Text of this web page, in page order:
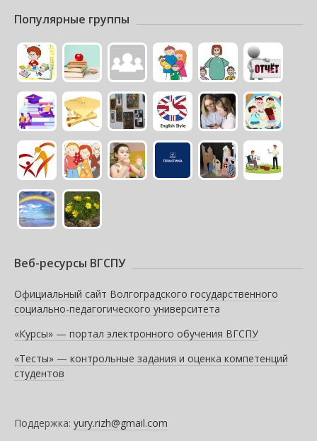
Популярные группы
Веб-ресурсы ВГСПУ
Официальный сайт Волгоградского государственного
социально-педагогического университета
«Курсы» — портал электронного обучения ВГСПУ
«Тесты» — контрольные задания и оценка компетенций
студентов
Поддержка: yury.rizh@gmail.com